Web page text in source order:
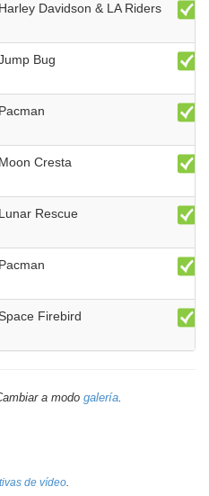
Harley Davidson & LA Riders
Bug
Pacman
Moon Cresta
Lunar Rescue
Pacman
Firebird
a modo galería.
de vídeo.